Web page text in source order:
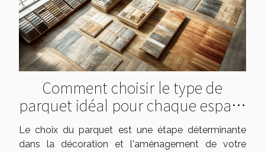
Comment choisir le type de
parquet idéal pour chaque espace
de votre maison
Le choix du parquet est une étape déterminante
dans la décoration et l'aménagement de votre